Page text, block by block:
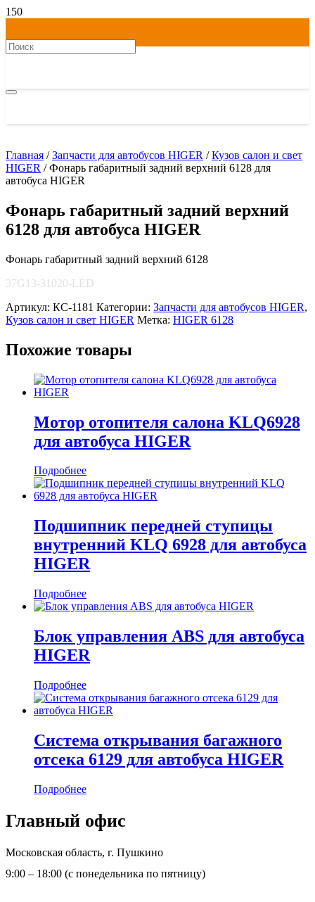
Главная /Запчасти для автобусов HIGER /Кузов салон и свет
HIGER / Фонарь габаритный задний верхний 6128 для
автобуса HIGER
Фонарь габаритный задний верхний
6128 для автобуса HIGER
Фонарь габаритный задний верхний 6128
37G13-31020-LED
Артикул: КС-1181 Категории: Запчасти для автобусов HIGER,
Кузов салон и свет HIGER Метка: HIGER 6128
Похожие товары
Мотор отопителя салона KLQ6928
для автобуса HIGER
Подробнее
Подшипник передней ступицы
внутренний KLQ 6928 для автобуса
HIGER
Подробнее
Блок управления ABS для автобуса
HIGER
Подробнее
Система открывания багажного
отсека 6129 для автобуса HIGER
Подробнее
Главный офис
Московская область, г. Пушкино
9:00 – 18:00 (с понедельника по пятницу)